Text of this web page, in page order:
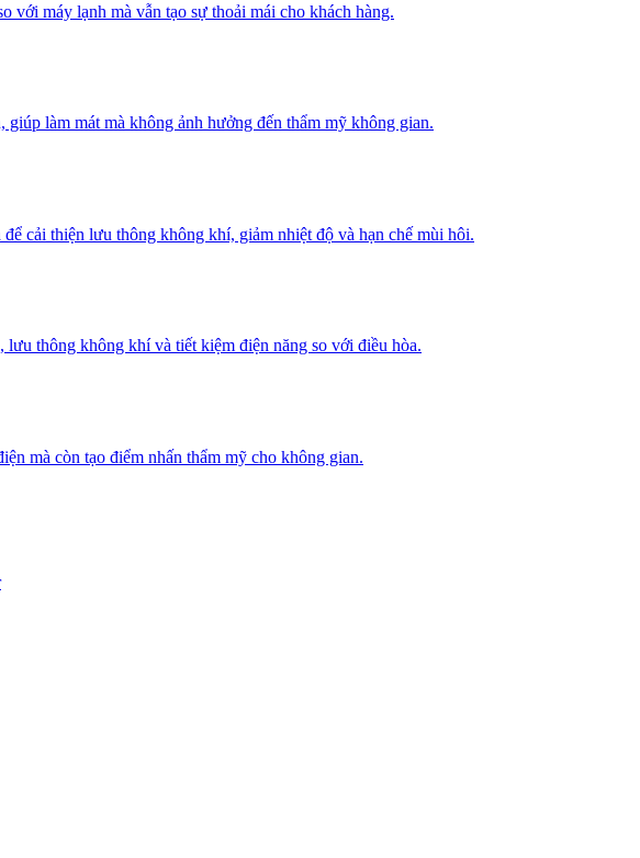
với máy lạnh mà vẫn tạo sự thoải mái cho khách hàng.
làm mát mà không ảnh hưởng đến thẩm mỹ không gian.
cải thiện lưu thông không khí, giảm nhiệt độ và hạn chế mùi hôi.
thông không khí và tiết kiệm điện năng so với điều hòa.
mà còn tạo điểm nhấn thẩm mỹ cho không gian.